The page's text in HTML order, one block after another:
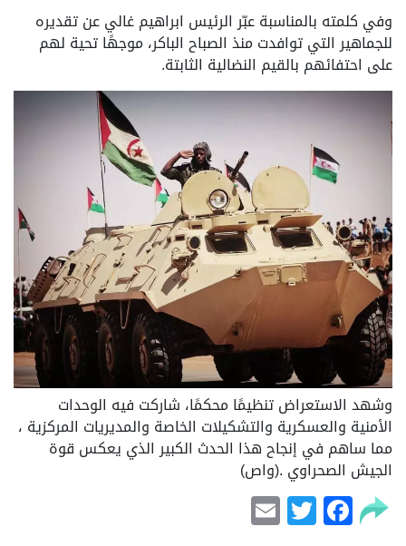
وفي كلمته بالمناسبة عبّر الرئيس ابراهيم غالي عن تقديره
للجماهير التي توافدت منذ الصباح الباكر، موجهًا تحية لهم
على احتفائهم بالقيم النضالية الثابتة.
وشهد الاستعراض تنظيمًا محكمًا، شاركت فيه الوحدات
الأمنية والعسكرية والتشكيلات الخاصة والمديريات المركزية ،
مما ساهم في إنجاح هذا الحدث الكبير الذي يعكس قوة
الجيش الصحراوي .(واص)
Facebook
Twitter